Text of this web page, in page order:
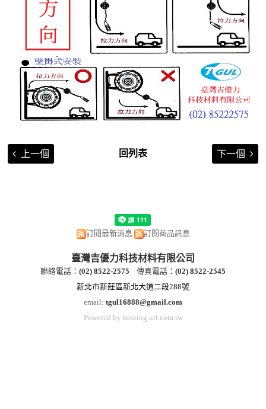
上一個 回列表 下一個
訂閱最新消息 訂閱商品訊息
臺灣吉優力科技材料有限公司
聯絡電話： (02) 8522-2575 傳真電話： (02) 8522-2545
新北市新莊區新北大道二段288號
email: tgul16888@gmail.com
Powered by hosting.url.com.tw